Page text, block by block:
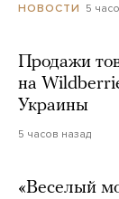
НОВОСТИ 5
Продажи
на
Украины
5 часов назад
«Веселый